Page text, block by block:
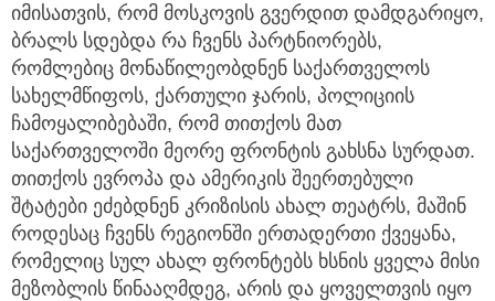
იმისათვის, რომ მოსკოვის გვერდით დამდგარიყო,
ბრალს სდებდა რა ჩვენს პარტნიორებს,
რომლებიც მონაწილეობდნენ საქართველოს
სახელმწიფოს, ქართული ჯარის, პოლიციის
ჩამოყალიბებაში, რომ თითქოს მათ
საქართველოში მეორე ფრონტის გახსნა სურდათ.
თითქოს ევროპა და ამერიკის შეერთებული
შტატები ეძებდნენ კრიზისის ახალ თეატრს, მაშინ
როდესაც ჩვენს რეგიონში ერთადერთი ქვეყანა,
რომელიც სულ ახალ ფრონტებს ხსნის ყველა მისი
მეზობლის წინააღმდეგ, არის და ყოველთვის იყო